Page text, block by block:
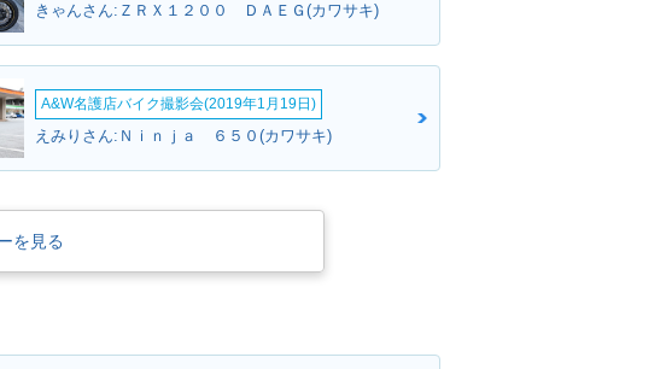
きゃんさん:ＺＲＸ１２００ ＤＡＥＧ(カワサキ)
A&W名護店バイク撮影会(2019年1月19日)
えみりさん:Ｎｉｎｊａ ６５０(カワサキ)
を見る